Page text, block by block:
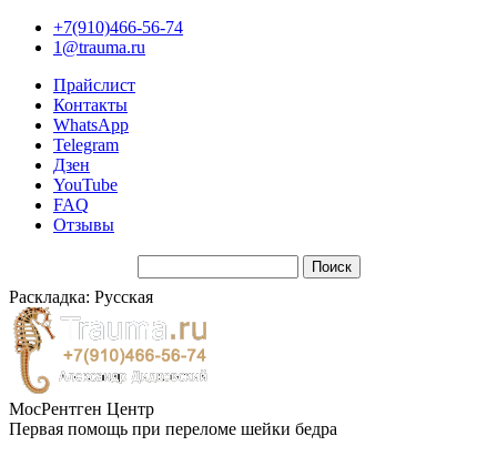
+7(910)466-56-74
1@trauma.ru
Прайслист
Контакты
WhatsApp
Telegram
Дзен
YouTube
FAQ
Отзывы
Раскладка: Русская
МосРентген Центр
Первая помощь при переломе шейки бедра